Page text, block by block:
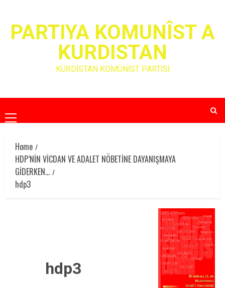
contentPARTIYA KOMUNÎST A
KURDISTAN
KÜRDİSTAN KOMÜNİST PARTİSİ
Primary
Menu
Home
HDP’NİN VİCDAN VE ADALET NÖBETİNE DAYANIŞMAYA
GİDERKEN…
hdp3
hdp3